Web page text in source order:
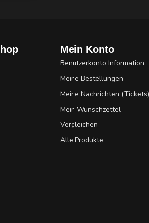
Mein Konto
Benutzerkonto Information
Meine Bestellungen
Meine Nachrichten (Tickets)
Mein Wunschzettel
Vergleichen
Alle Produkte